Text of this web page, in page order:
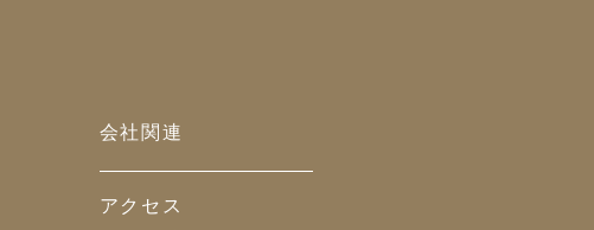
会社関連
アクセス